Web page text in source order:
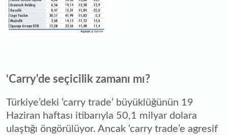
‘Carry'de seçicilik zamanı mı?
Türkiye’deki ‘carry trade’ büyüklüğünün 19
Haziran haftası itibarıyla 50,1 milyar dolara
ulaştığı öngörülüyor. Ancak ‘carry trade’e agresif